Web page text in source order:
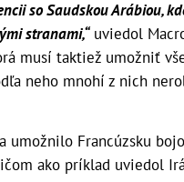
so Saudskou Arábiou,
stranami,“uviedol
musí taktiež umožniť
neho mnohí z nich
umožnilo Francúzsku
ako príklad uviedol